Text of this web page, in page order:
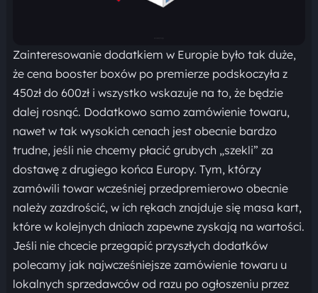
Zainteresowanie dodatkiem w Europie było tak duże,
że cena booster boxów po premierze podskoczyła z
450zł do 600zł i wszystko wskazuje na to, że będzie
dalej rosnąć. Dodatkowo samo zamówienie towaru,
nawet w tak wysokich cenach jest obecnie bardzo
trudne, jeśli nie chcemy płacić grubych „szekli” za
dostawę z drugiego końca Europy. Tym, którzy
zamówili towar wcześniej przedpremierowo obecnie
należy zazdrościć, w ich rękach znajduje się masa kart,
które w kolejnych dniach zapewne zyskają na wartości.
Jeśli nie chcecie przegapić przyszłych dodatków
polecamy jak najwcześniejsze zamówienie towaru u
lokalnych sprzedawców od razu po ogłoszeniu przez